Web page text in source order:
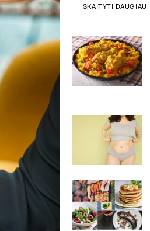
SKAITYTI DAUGIAU